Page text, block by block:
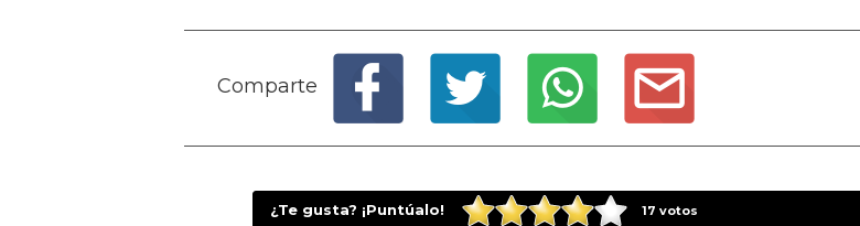
Comparte
¿Te gusta? ¡Puntúalo! 17 votos